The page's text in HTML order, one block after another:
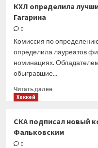
продлило
и японским
нападающим
Сато
КХЛ определила
Гагарина
0
Комиссия по
определила лауреатов
номинациях.
обыгравшие...
Читать далееПрочитать
определила
лучших
Хоккей
СКА подписал новый
Фальковским
0